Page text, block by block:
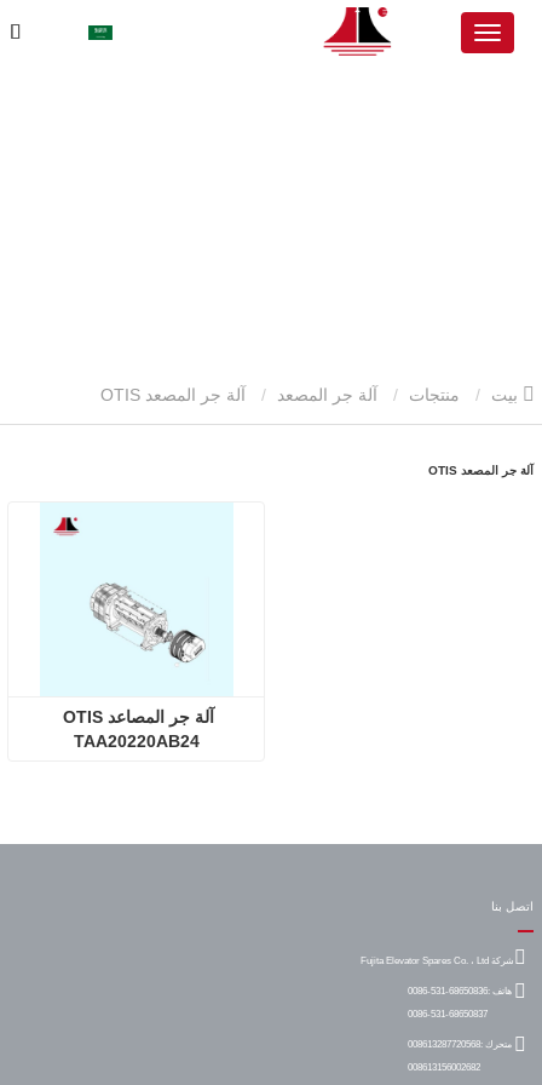
منتجات آلة جر المصعد
آلة جر المصعد OTIS
TAA20220AB24
اتصل بنا
شركة Fujita Elevator Spares Co. ، Ltd
هاتف :0086-531-68650836
0086-531-68650837
متحرك :008613287720568
008613156002682